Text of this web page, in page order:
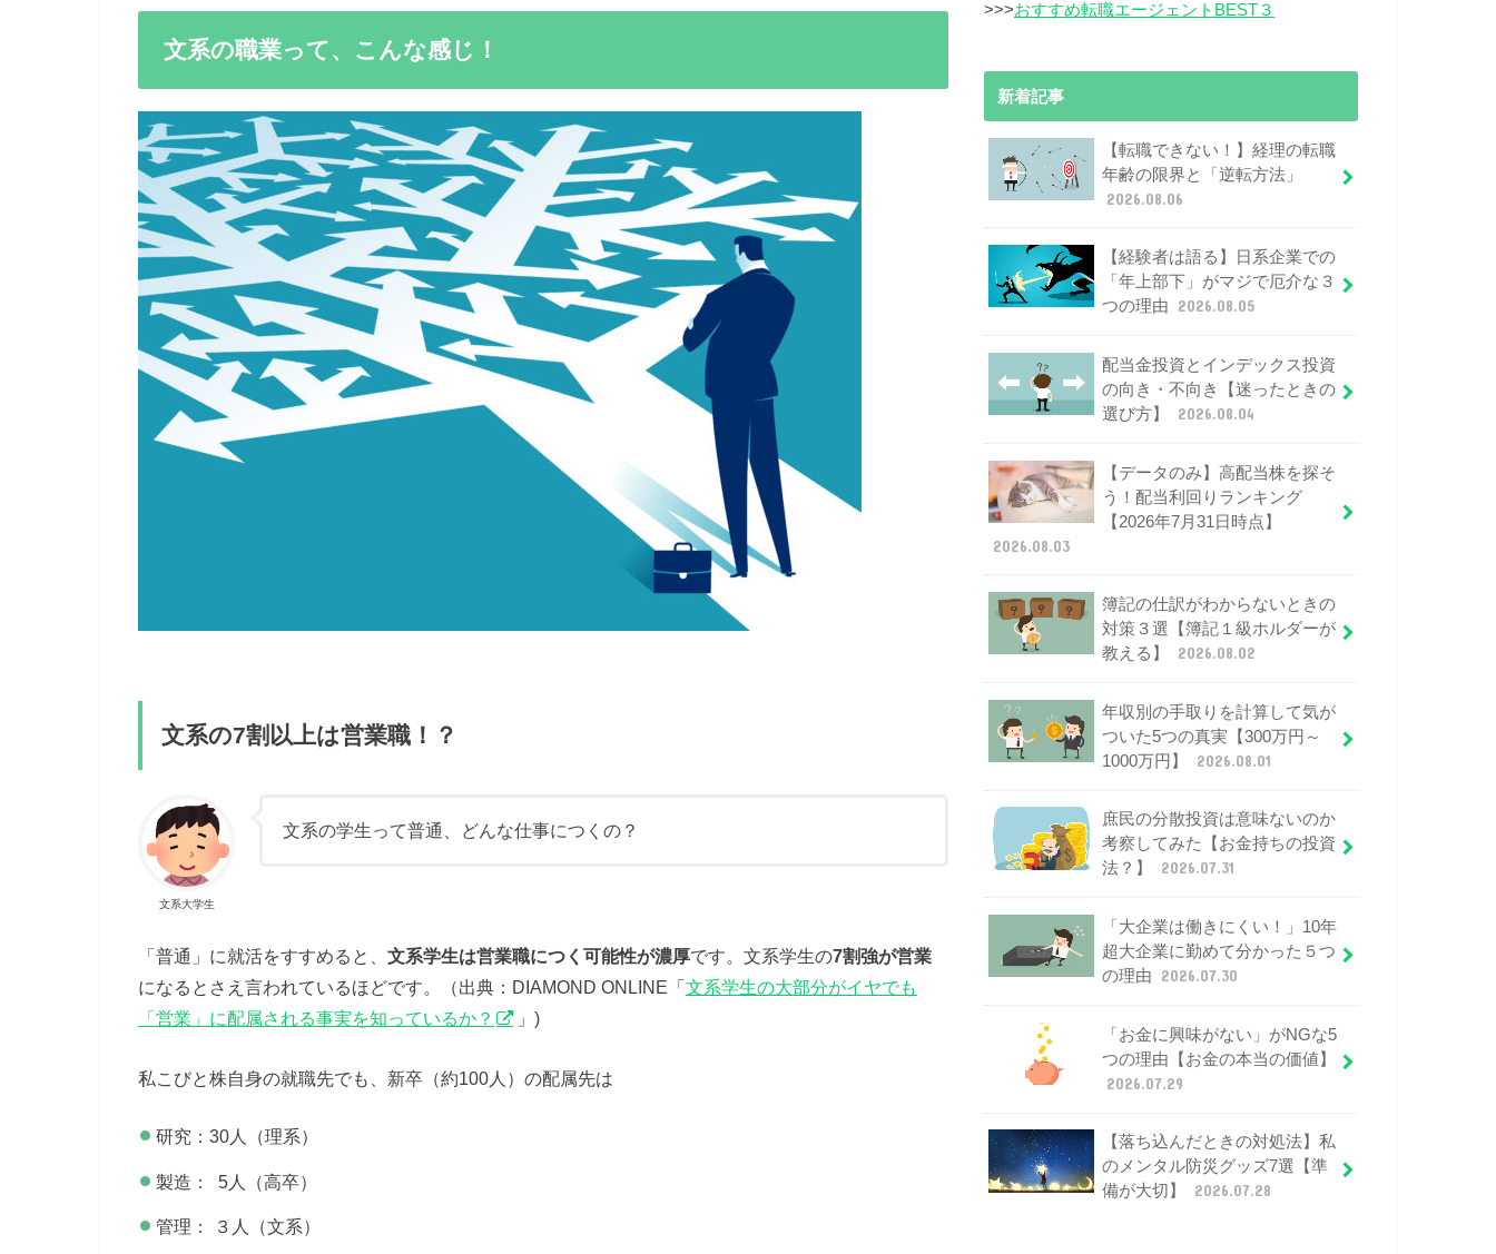
文系の職業って、こんな感じ！
文系の7割以上は営業職！？
文系大学生
文系の学生って普通、どんな仕事につくの？
「普通」に就活をすすめると、 文系学生は営業職につく可能性が濃厚です。文系学生の7割強が営業
になるとさえ言われているほどです。（出典：DIAMOND ONLINE「文系学生の大部分がイヤでも
「営業」に配属される事実を知っているか？
」)
私こびと株自身の就職先でも、新卒（約100人）の配属先は
研究：30人（理系）
製造： 5人（高卒）
管理： ３人（文系）
>>>おすすめ転職エージェントBEST３
新着記事
【転職できない！】経理の転職
年齢の限界と「逆転方法」
2026.08.06
【経験者は語る】日系企業での
「年上部下」がマジで厄介な３
つの理由
2026.08.05
配当金投資とインデックス投資
の向き・不向き【迷ったときの
選び方】
2026.08.04
【データのみ】高配当株を探そ
う！配当利回りランキング
【2026年7月31日時点】
2026.08.03
簿記の仕訳がわからないときの
対策３選【簿記１級ホルダーが
教える】
2026.08.02
年収別の手取りを計算して気が
ついた5つの真実【300万円～
1000万円】
2026.08.01
庶民の分散投資は意味ないのか
考察してみた【お金持ちの投資
法？】
2026.07.31
「大企業は働きにくい！」10年
超大企業に勤めて分かった５つ
の理由
2026.07.30
「お金に興味がない」がNGな5
つの理由【お金の本当の価値】
2026.07.29
【落ち込んだときの対処法】私
のメンタル防災グッズ7選【準
備が大切】
2026.07.28